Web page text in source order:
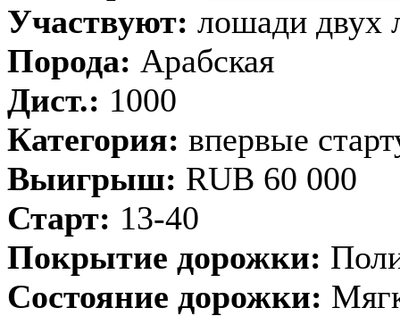
Участвуют: лошади двух
Порода: Арабская
Дист.: 1000
Категория: впервые
Выигрыш: RUB 60 000
Старт: 13-40
Покрытие дорожки:
Состояние дорожки: